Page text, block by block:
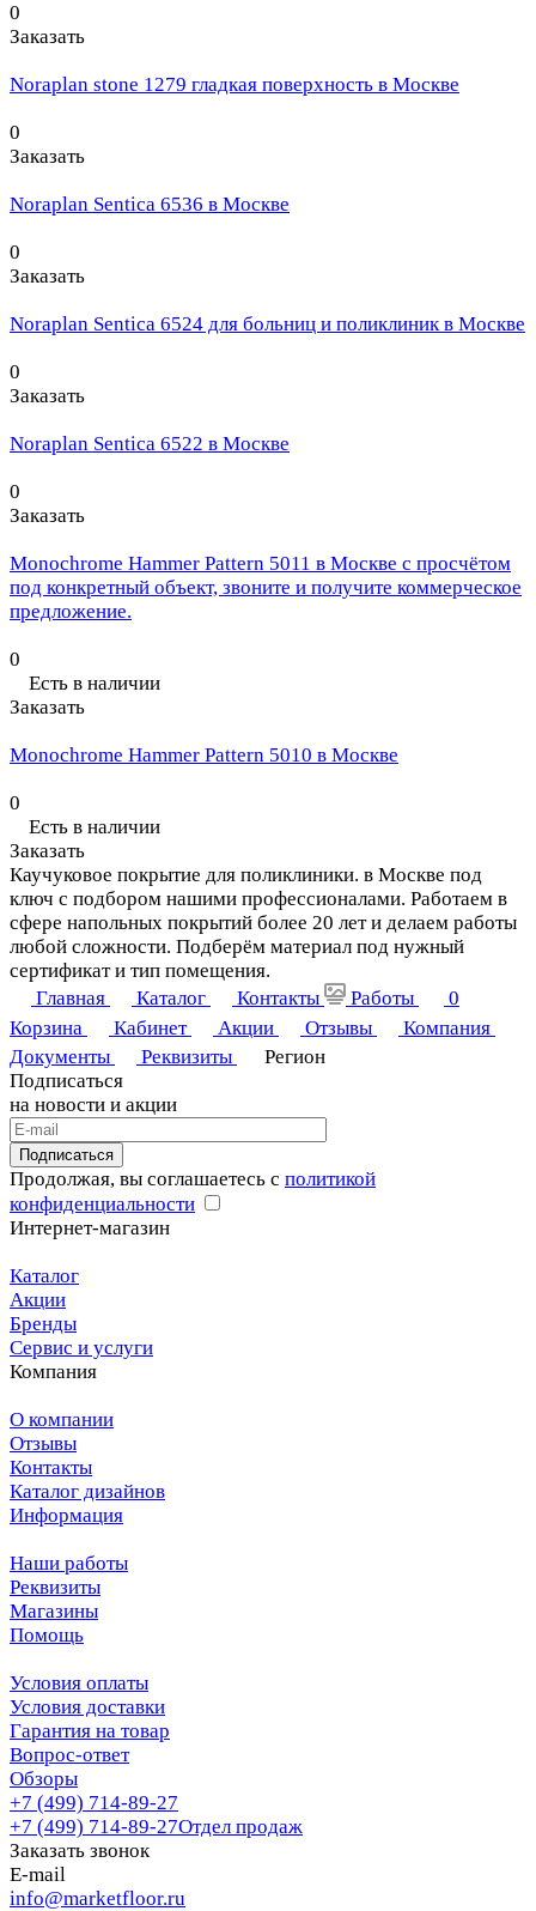
0
Заказать
Noraplan stone 1279 гладкая поверхность в Москве
0
Заказать
Noraplan Sentica 6536 в Москве
0
Заказать
Noraplan Sentica 6524 для больниц и поликлиник в Москве
0
Заказать
Noraplan Sentica 6522 в Москве
0
Заказать
Monochrome Hammer Pattern 5011 в Москве с просчётом
под конкретный объект, звоните и получите коммерческое
предложение.
0
Есть в наличии
Заказать
Monochrome Hammer Pattern 5010 в Москве
0
Есть в наличии
Заказать
Каучуковое покрытие для поликлиники. в Москве под
ключ с подбором нашими профессионалами. Работаем в
сфере напольных покрытий более 20 лет и делаем работы
любой сложности. Подберём материал под нужный
сертификат и тип помещения.
Главная
Каталог Контакты Работы
0
Корзина
Кабинет Акции Отзывы
Компания
Документы
Реквизиты
Регион
Подписаться
на новости и акции
Подписаться
Продолжая, вы соглашаетесь с политикой
конфиденциальности
Интернет-магазин
Каталог
Акции
Бренды
Сервис и услуги
Компания
О компании
Отзывы
Контакты
Каталог дизайнов
Информация
Наши работы
Реквизиты
Магазины
Помощь
Условия оплаты
Условия доставки
Гарантия на товар
Вопрос-ответ
Обзоры
+7 (499) 714-89-27
+7 (499) 714-89-27Отдел продаж
Заказать звонок
E-mail
info@marketfloor.ru